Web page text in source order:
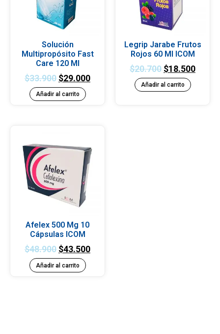
Solución
Multipropósito Fast
Care 120 Ml
$33.900 $29.000
Añadir al carrito
Legrip Jarabe Frutos
Rojos 60 Ml ICOM
$20.700 $18.500
Añadir al carrito
Afelex 500 Mg 10
Cápsulas ICOM
$48.900 $43.500
Añadir al carrito